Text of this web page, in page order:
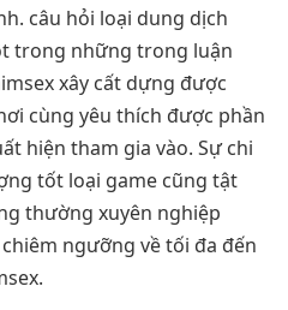
câu hỏi loại dung dịch
trong những trong luận
xây cất dựng được
cùng yêu thích được phần
hiện tham gia vào. Sự chi
tốt loại game cũng tật
thường xuyên nghiệp
ngưỡng về tối đa đến